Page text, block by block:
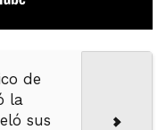
de
la
sus